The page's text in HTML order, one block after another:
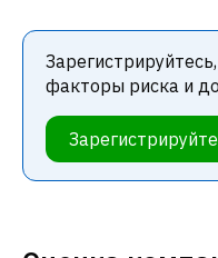
факторы риска и